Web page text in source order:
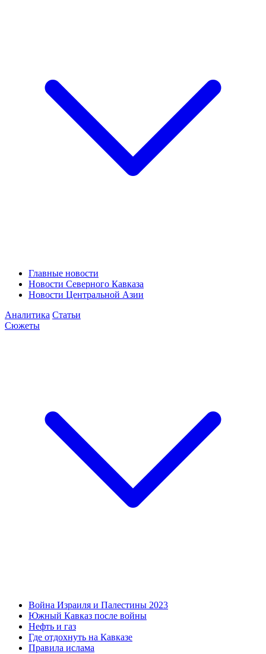
Главные новости
Новости Северного Кавказа
Новости Центральной Азии
Аналитика Статьи
Сюжеты
Война Израиля и Палестины 2023
Южный Кавказ после войны
Нефть и газ
Где отдохнуть на Кавказе
Правила ислама